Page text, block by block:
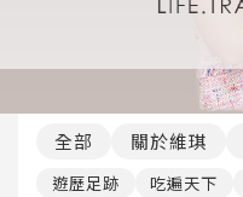
全部 關於維琪
遊歷足跡 吃遍天下